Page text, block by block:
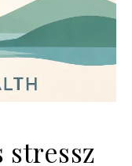
stressz